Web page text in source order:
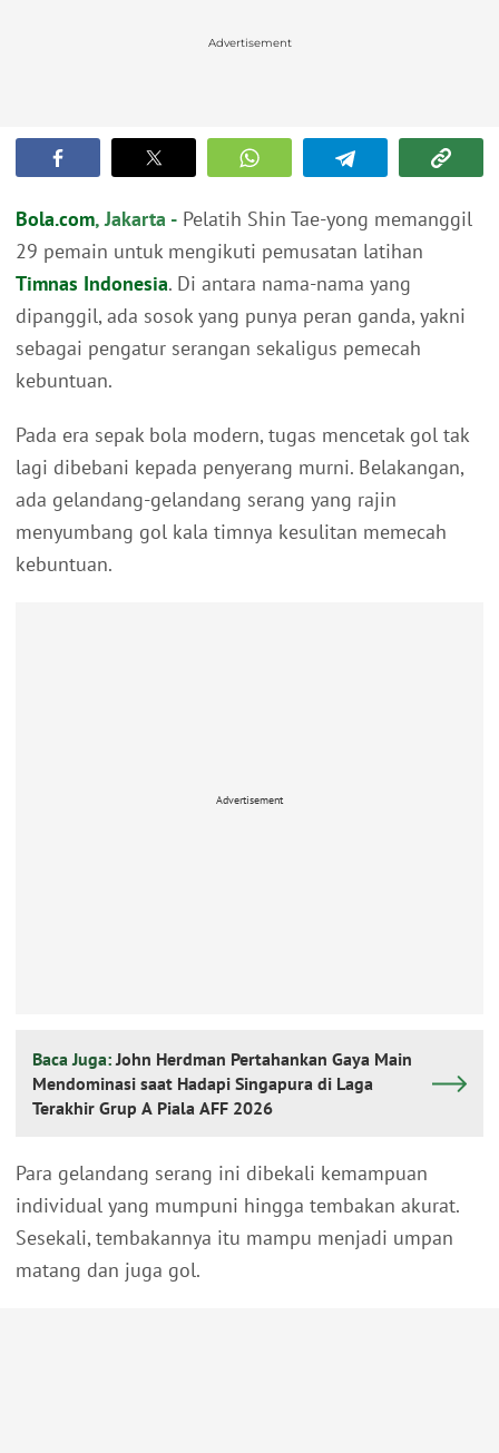
Advertisement
Bola.com, Jakarta - Pelatih Shin Tae-yong memanggil
29 pemain untuk mengikuti pemusatan latihan
Timnas Indonesia. Di antara nama-nama yang
dipanggil, ada sosok yang punya peran ganda, yakni
sebagai pengatur serangan sekaligus pemecah
kebuntuan.
Pada era sepak bola modern, tugas mencetak gol tak
lagi dibebani kepada penyerang murni. Belakangan,
ada gelandang-gelandang serang yang rajin
menyumbang gol kala timnya kesulitan memecah
kebuntuan.
Advertisement
Baca Juga:John Herdman Pertahankan Gaya Main
Mendominasi saat Hadapi Singapura di Laga
Terakhir Grup A Piala AFF 2026
Para gelandang serang ini dibekali kemampuan
individual yang mumpuni hingga tembakan akurat.
Sesekali, tembakannya itu mampu menjadi umpan
matang dan juga gol.